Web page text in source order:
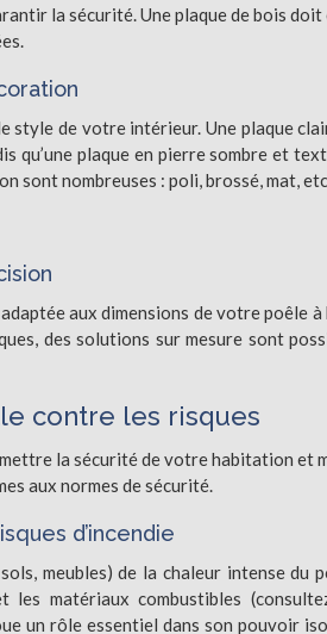
la sécurité. Une plaque de bois
style de votre intérieur. Une plaque
qu’une plaque en pierre sombre et
sont nombreuses : poli, brossé, mat,
aux dimensions de votre poêle à
des solutions sur mesure sont
contre les risques
la sécurité de votre habitation et
aux normes de sécurité.
d’incendie
meubles) de la chaleur intense du
les matériaux combustibles
un rôle essentiel dans son pouvoir